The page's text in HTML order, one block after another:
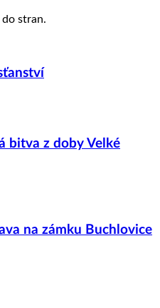
stran.
bitva z doby Velké
na zámku Buchlovice